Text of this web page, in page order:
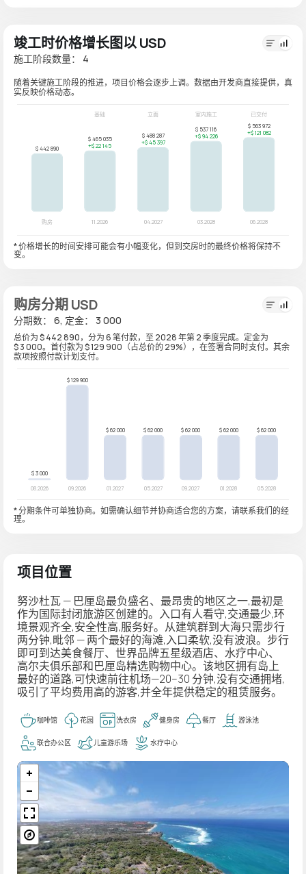
竣工时价格增长图以 USD
施工阶段数量： 4
随着关键施工阶段的推进，项目价格会逐步上调。数据由开发商直接提供，真
实反映价格动态。
* 价格增长的时间安排可能会有小幅变化，但到交房时的最终价格将保持不
变。
购房分期 USD
分期数： 6, 定金： 3 000
总价为 $ 442 890，分为 6 笔付款，至 2028 年第 2 季度完成。定金为
$ 3 000。首付款为 $ 129 900（占总价的 29%），在签署合同时支付。其余
款项按照付款计划支付。
* 分期条件可单独协商。如需确认细节并协商适合您的方案，请联系我们的经
理。
项目位置
努沙杜瓦 — 巴厘岛最负盛名、最昂贵的地区之一,最初是
作为国际封闭旅游区创建的。入口有人看守,交通最少,环
境景观齐全,安全性高,服务好。从建筑群到大海只需步行
两分钟,毗邻 — 两个最好的海滩,入口柔软,没有波浪。步行
即可到达美食餐厅、世界品牌五星级酒店、水疗中心、
高尔夫俱乐部和巴厘岛精选购物中心。该地区拥有岛上
最好的道路,可快速前往机场—20–30 分钟,没有交通拥堵,
吸引了平均费用高的游客,并全年提供稳定的租赁服务。
咖啡馆 花园 洗衣房 健身房 餐厅 游泳池
联合办公区 儿童游乐场 水疗中心